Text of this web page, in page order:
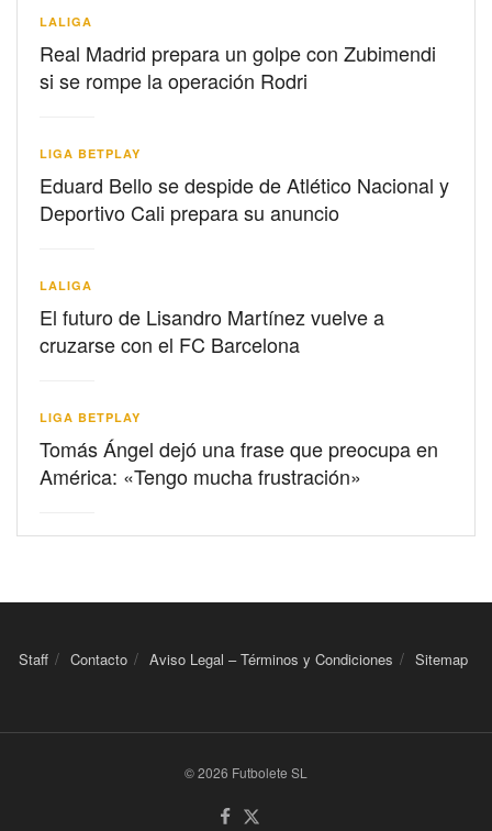
LALIGA
Real Madrid prepara un golpe con Zubimendi
si se rompe la operación Rodri
LIGA BETPLAY
Eduard Bello se despide de Atlético Nacional y
Deportivo Cali prepara su anuncio
LALIGA
El futuro de Lisandro Martínez vuelve a
cruzarse con el FC Barcelona
LIGA BETPLAY
Tomás Ángel dejó una frase que preocupa en
América: «Tengo mucha frustración»
Staff Contacto Aviso Legal – Términos y Condiciones Sitemap
© 2026 Futbolete SL